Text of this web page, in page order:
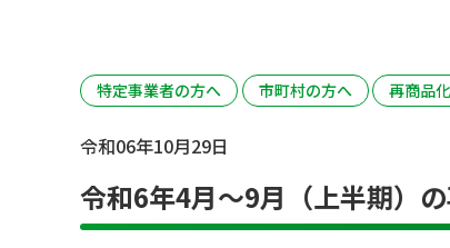
特定事業者の方へ 市町村の方へ 再商品
令和06年10月29日
令和6年4月～9月（上半期）